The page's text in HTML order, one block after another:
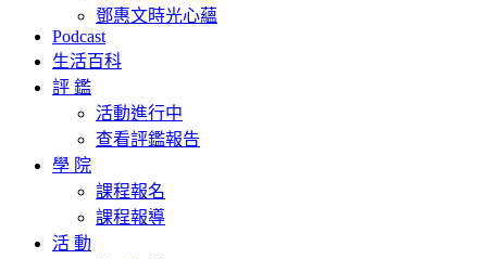
鄧惠文時光心蘊
Podcast
生活百科
評 鑑
活動進行中
查看評鑑報告
學 院
課程報名
課程報導
活 動